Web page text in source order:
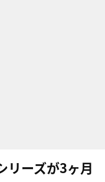
リーズが3ヶ月